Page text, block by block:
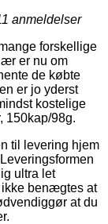
anmeldelser
forskellige
er nu om
de købte
er jo yderst
kostelige
150kap/98g.
til levering hjem
ultra let
benægtes at
at du